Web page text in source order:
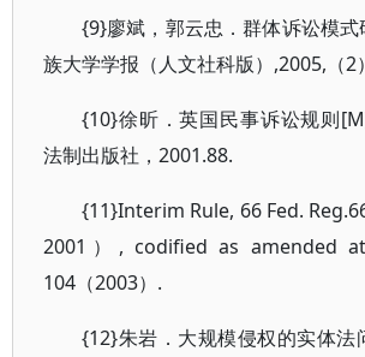
{9}廖斌，郭云忠．群体诉讼模式
族大学学报（人文社科版）,2005,（2
{10}徐昕．英国民事诉讼规则
法制出版社，2001.88.
{11}Interim Rule, 66 Fed.
2001）, codified as amended
104（2003）.
{12}朱岩．大规模侵权的实体法